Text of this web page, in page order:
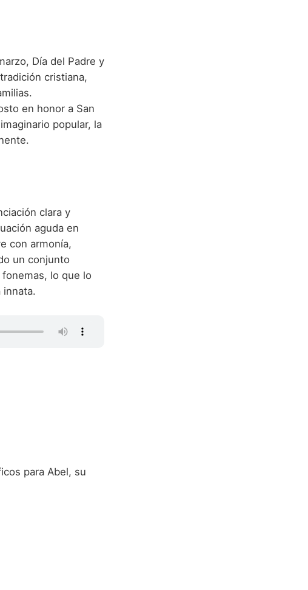
Día del Padre y
cristiana,
en honor a San
popular, la
clara y
aguda en
con armonía,
un conjunto
lo que lo
innata.
para Abel, su